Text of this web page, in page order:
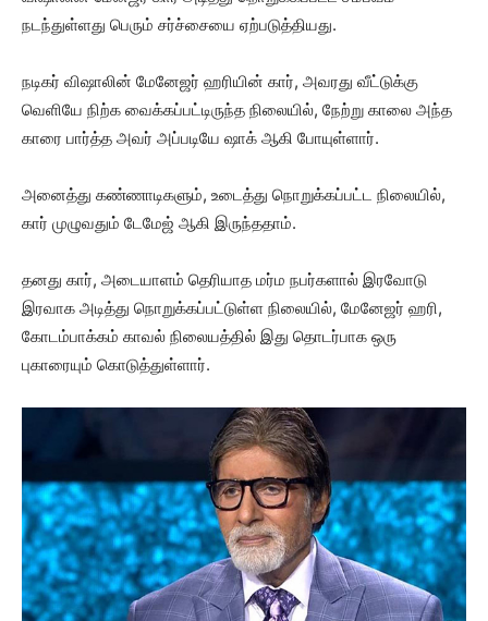
நடந்துள்ளது பெரும் சர்ச்சையை ஏற்படுத்தியது.
நடிகர் விஷாலின் மேனேஜர் ஹரியின் கார், அவரது வீட்டுக்கு
வெளியே நிற்க வைக்கப்பட்டிருந்த நிலையில், நேற்று காலை அந்த
காரை பார்த்த அவர் அப்படியே ஷாக் ஆகி போயுள்ளார்.
அனைத்து கண்ணாடிகளும், உடைத்து நொறுக்கப்பட்ட நிலையில்,
கார் முழுவதும் டேமேஜ் ஆகி இருந்ததாம்.
தனது கார், அடையாளம் தெரியாத மர்ம நபர்களால் இரவோடு
இரவாக அடித்து நொறுக்கப்பட்டுள்ள நிலையில், மேனேஜர் ஹரி,
கோடம்பாக்கம் காவல் நிலையத்தில் இது தொடர்பாக ஒரு
புகாரையும் கொடுத்துள்ளார்.